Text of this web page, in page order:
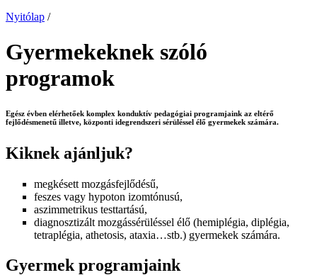
Nyitólap /
Gyermekeknek szóló
programok
Egész évben elérhetőek komplex konduktív pedagógiai programjaink az eltérő
fejlődésmenetű illetve, központi idegrendszeri sérüléssel élő gyermekek számára.
Kiknek ajánljuk?
megkésett mozgásfejlődésű,
feszes vagy hypoton izomtónusú,
aszimmetrikus testtartású,
diagnosztizált mozgássérüléssel élő (hemiplégia, diplégia,
tetraplégia, athetosis, ataxia…stb.) gyermekek számára.
Gyermek programjaink